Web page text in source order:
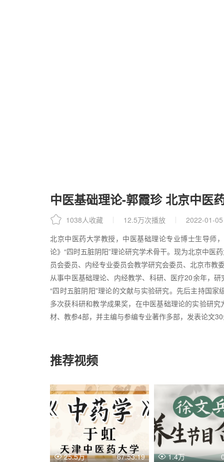
中医基础理论-郭霞珍 北京中医
1038人收藏 12.5万次播放
2022-01-
北京中医药大学教授，中医基础理论专业博士生导师
论》“四时五脏阴阳”理论研究学术骨干。现为北京中医
员会委员、内经专业委员会教学研究会委员、北京市教
从事中医基础理论、内经教学、科研、医疗20余年，
“四时五脏阴阳”理论的文献与实验研究。先后主持国
多次获科研和教学成果奖，在中医基础理论的实验研
材、教参4部，并主编与参编专业著作多部，发表论文
推荐视频
25.5万 67:53:19 1.4万